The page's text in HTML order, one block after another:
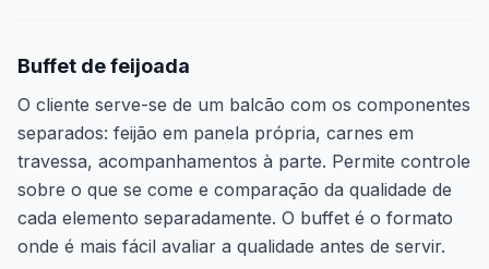
Buffet de feijoada
O cliente serve-se de um balcão com os componentes
separados: feijão em panela própria, carnes em
travessa, acompanhamentos à parte. Permite controle
sobre o que se come e comparação da qualidade de
cada elemento separadamente. O buffet é o formato
onde é mais fácil avaliar a qualidade antes de servir.